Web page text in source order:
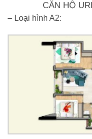
CĂN HỘ
– Loại hình A2: